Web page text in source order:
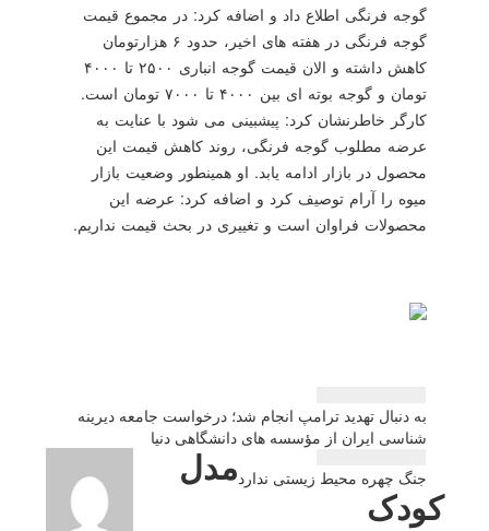
گوجه فرنگی اطلاع داد و اضافه كرد: در مجموع قیمت
گوجه فرنگی در هفته های اخیر، حدود ۶ هزارتومان
كاهش داشته و الان قیمت گوجه انباری ۲۵۰۰ تا ۴۰۰۰
تومان و گوجه بوته ای بین ۴۰۰۰ تا ۷۰۰۰ تومان است.
كارگر خاطرنشان كرد: پیشبینی می شود با عنایت به
عرضه مطلوب گوجه فرنگی، روند كاهش قیمت این
محصول در بازار ادامه یابد. او همینطور وضعیت بازار
میوه را آرام توصیف كرد و اضافه كرد: عرضه این
محصولات فراوان است و تغییری در بحث قیمت نداریم.
راهبری
نوشته
به دنبال تهدید ترامپ انجام شد؛ درخواست جامعه دیرینه
شناسی ایران از مؤسسه های دانشگاهی دنیا
جنگ چهره محیط زیستی نداردمدل
کودک